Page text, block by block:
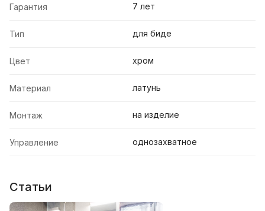
Гарантия 7 лет
Тип для биде
Цвет хром
Материал латунь
Монтаж на изделие
Управление однозахватное
Статьи